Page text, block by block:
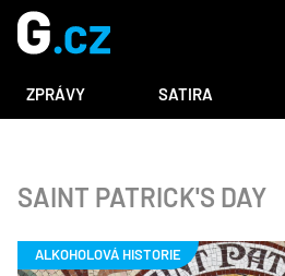
ZPRÁVY SATIRA
SAINT PATRICK'S DAY